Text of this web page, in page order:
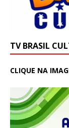
TV BRASIL
CLIQUE NA